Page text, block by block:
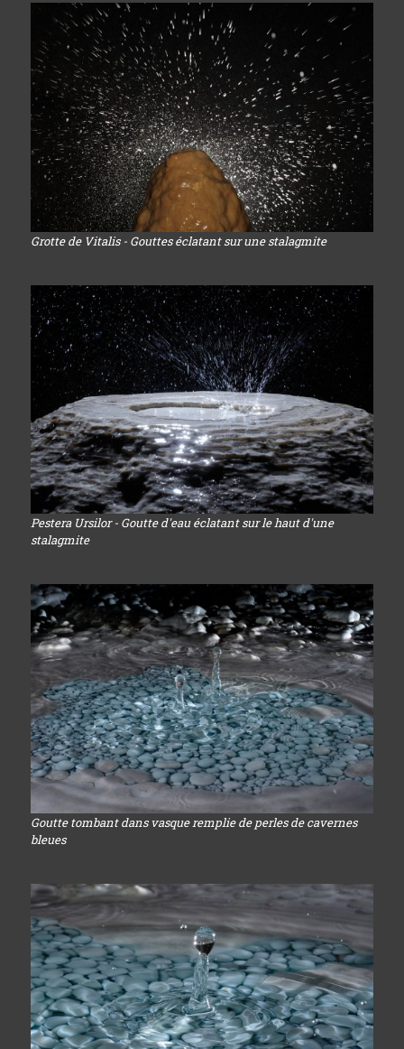
Grotte de Vitalis - Gouttes éclatant sur une stalagmite
Pestera Ursilor - Goutte d'eau éclatant sur le haut d'une
stalagmite
Goutte tombant dans vasque remplie de perles de cavernes
bleues